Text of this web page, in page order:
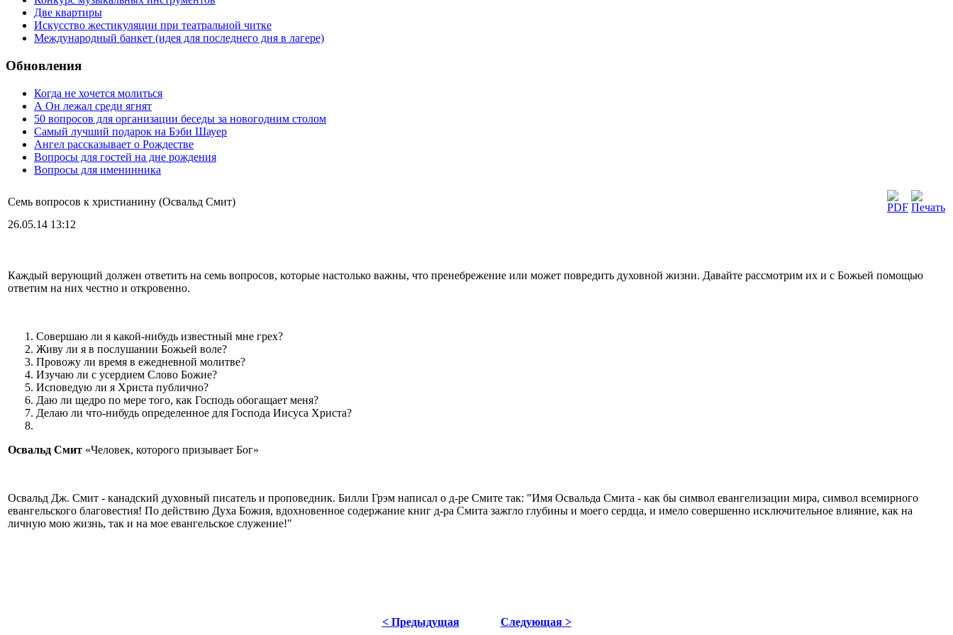
Две квартиры
Искусство жестикуляции при театральной читке
Международный банкет (идея для последнего дня в лагере)
Обновления
Когда не хочется молиться
А Он лежал среди ягнят
50 вопросов для организации беседы за новогодним столом
Самый лучший подарок на Бэби Шауер
Ангел рассказывает о Рождестве
Вопросы для гостей на дне рождения
Вопросы для именинника
Семь вопросов к христианину (Освальд Смит)
26.05.14 13:12
Каждый верующий должен ответить на семь вопросов, которые настолько важны, что пренебрежение или может повредить духовной жизни. Давайте рассмотрим их и с Божьей помощью
ответим на них честно и откровенно.
Совершаю ли я какой-нибудь известный мне грех?
Живу ли я в послушании Божьей воле?
Провожу ли время в ежедневной молитве?
Изучаю ли с усердием Слово Божие?
Исповедую ли я Христа публично?
Даю ли щедро по мере того, как Господь обогащает меня?
Делаю ли что-нибудь определенное для Господа Иисуса Христа?
Освальд Смит «Человек, которого призывает Бог»
Освальд Дж. Смит - канадский духовный писатель и проповедник. Билли Грэм написал о д-ре Смите так: "Имя Освальда Смита - как бы символ евангелизации мира, символ всемирного
евангельского благовестия! По действию Духа Божия, вдохновенное содержание книг д-ра Смита зажгло глубины и моего сердца, и имело совершенно исключительное влияние, как на
личную мою жизнь, так и на мое евангельское служение!"
< Предыдущая Следующая >